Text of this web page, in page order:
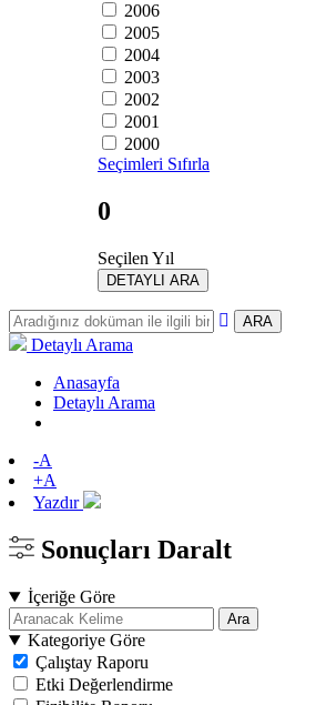
2006
2005
2004
2003
2002
2001
2000
Seçimleri Sıfırla
0
Seçilen Yıl
DETAYLI ARA
ARA
Detaylı Arama
Anasayfa
Detaylı Arama
-A
+A
Yazdır
Sonuçları Daralt
İçeriğe Göre
Ara
Kategoriye Göre
Çalıştay Raporu
Etki Değerlendirme